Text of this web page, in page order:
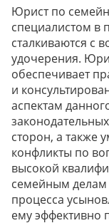
Юрист по
специалистом в
сталкиваются с
удочерения.
обеспечивает
и
аспектам
сторон, а также
конфликты по
высокой
семейным делам
процесса
ему эффективно